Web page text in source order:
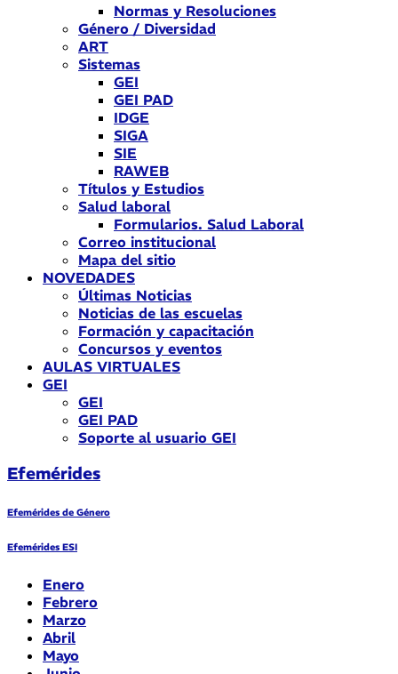
Normas y Resoluciones
Género / Diversidad
ART
Sistemas
GEI
GEI PAD
IDGE
SIGA
SIE
RAWEB
Títulos y Estudios
Salud laboral
Formularios. Salud Laboral
Correo institucional
Mapa del sitio
NOVEDADES
Últimas Noticias
Noticias de las escuelas
Formación y capacitación
Concursos y eventos
AULAS VIRTUALES
GEI
GEI
GEI PAD
Soporte al usuario GEI
Efemérides
Efemérides de Género
Efemérides ESI
Enero
Febrero
Marzo
Abril
Mayo